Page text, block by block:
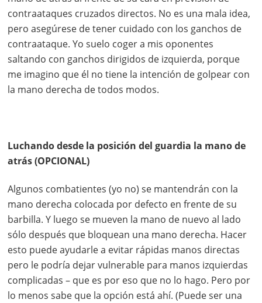
contraataques cruzados directos. No es una mala idea,
pero asegúrese de tener cuidado con los ganchos de
contraataque. Yo suelo coger a mis oponentes
saltando con ganchos dirigidos de izquierda, porque
me imagino que él no tiene la intención de golpear con
la mano derecha de todos modos.
Luchando desde la posición del guardia la mano de
atrás (OPCIONAL)
Algunos combatientes (yo no) se mantendrán con la
mano derecha colocada por defecto en frente de su
barbilla. Y luego se mueven la mano de nuevo al lado
sólo después que bloquean una mano derecha. Hacer
esto puede ayudarle a evitar rápidas manos directas
pero le podría dejar vulnerable para manos izquierdas
complicadas – que es por eso que no lo hago. Pero por
lo menos sabe que la opción está ahí. (Puede ser una